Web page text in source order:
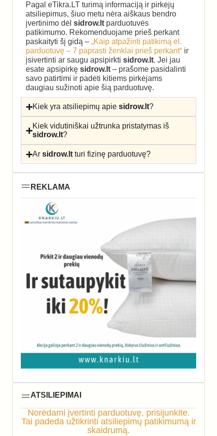
Pagal eTikra.LT turimą informaciją ir pirkėjų
atsiliepimus, šiuo metu nėra aiškaus bendro
įvertinimo dėl sidrow.lt parduotuvės
patikimumo. Rekomenduojame prieš perkant
paskaityti šį gidą – „Kaip atpažinti patikimą el.
parduotuvę – 7 paprasti ženklai prieš perkant“ ir
įsivertinti ar saugu apsipirkti sidrow.lt. Jei jau
esate apsipirkę sidrow.lt – prašome pasidalinti
savo patirtimi ir padėti kitiems pirkėjams
daugiau sužinoti apie šią parduotuvę.
Kiek yra atsiliepimų apiesidrow.lt?
Kiek vidutiniškai užtrunka pristatymas iš
sidrow.lt?
Arsidrow.lt turi fizinę parduotuvę?
REKLAMA
ATSILIEPIMAI
Norėdami įvertinti parduotuvę, prisijunkite.
Tai padeda užtikrinti atsiliepimų patikimumą ir
skaidrumą.